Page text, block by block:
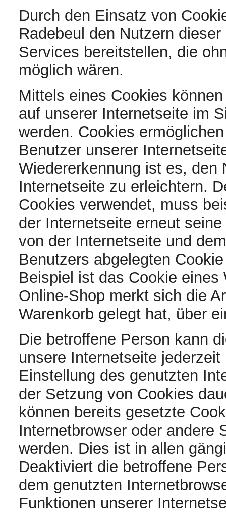
Durch den Einsatz von
Radebeul den Nutzern
Services bereitstellen, die
möglich wären.
Mittels eines Cookies
auf unserer Internetseite im
werden. Cookies
Benutzer unserer
Wiedererkennung ist es, den
Internetseite zu erleichtern.
Cookies verwendet, muss
der Internetseite erneut
von der Internetseite und
Benutzers abgelegten
Beispiel ist das Cookie
Online-Shop merkt sich die
Warenkorb gelegt hat, über
Die betroffene Person kann
unsere Internetseite
Einstellung des genutzten
der Setzung von Cookies
können bereits gesetzte
Internetbrowser oder andere
werden. Dies ist in allen
Deaktiviert die betroffene
dem genutzten
Funktionen unserer